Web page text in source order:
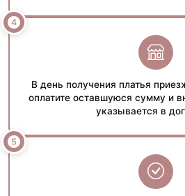
В день получения платья
оплатите оставшуюся сумму и
указывается в